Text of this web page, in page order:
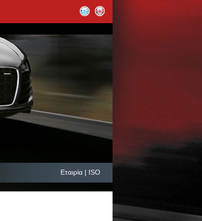
Εταιρία | ISO